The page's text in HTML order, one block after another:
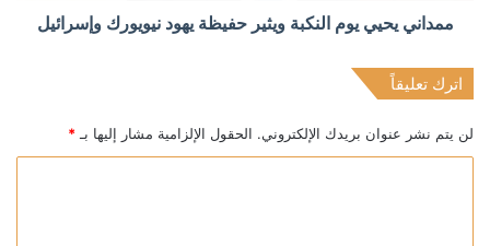
ممداني يحيي يوم النكبة ويثير حفيظة يهود نيويورك وإسرائيل
اترك تعليقاً
لن يتم نشر عنوان بريدك الإلكتروني. الحقول الإلزامية مشار إليها بـ *